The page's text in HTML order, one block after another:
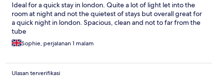
Ideal for a quick stay in london. Quite a lot of light let into the
room at night and not the quietest of stays but overall great for
a quick night in london. Spacious, clean and not to far from the
tube
Sophie, perjalanan 1 malam
Ulasan terverifikasi